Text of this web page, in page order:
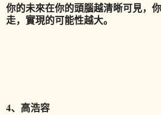
你的未來在你的頭腦越清晰可見，
走，實現的可能性越大。
4、高浩容